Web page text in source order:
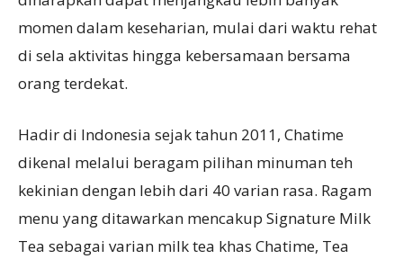
momen dalam keseharian, mulai dari waktu rehat
di sela aktivitas hingga kebersamaan bersama
orang terdekat.
Hadir di Indonesia sejak tahun 2011, Chatime
dikenal melalui beragam pilihan minuman teh
kekinian dengan lebih dari 40 varian rasa. Ragam
menu yang ditawarkan mencakup Signature Milk
Tea sebagai varian milk tea khas Chatime, Tea